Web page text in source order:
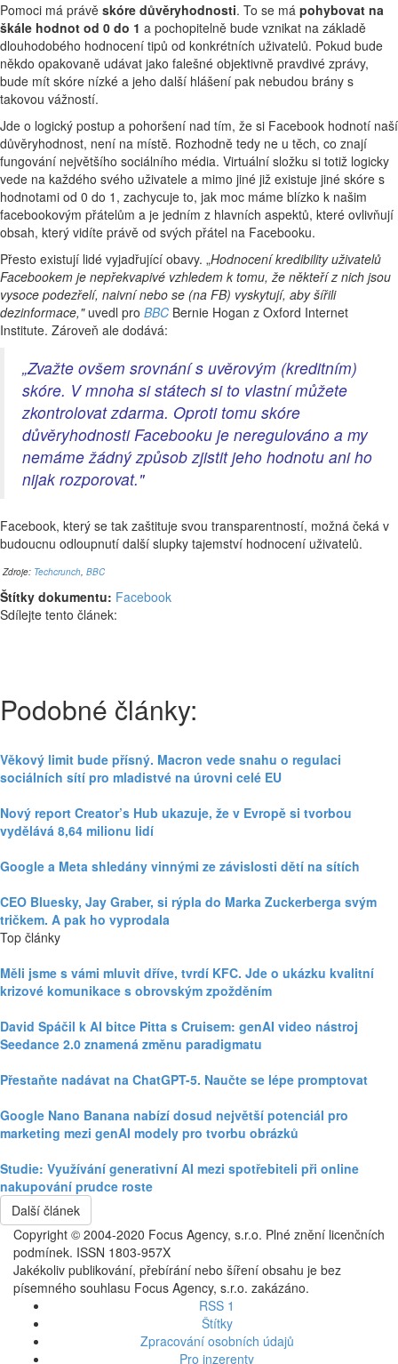
Pomoci má právě skóre důvěryhodnosti. To se má pohybovat na
škále hodnot od 0 do 1 a pochopitelně bude vznikat na základě
dlouhodobého hodnocení tipů od konkrétních uživatelů. Pokud bude
někdo opakovaně udávat jako falešné objektivně pravdivé zprávy,
bude mít skóre nízké a jeho další hlášení pak nebudou brány s
takovou vážností.
Jde o logický postup a pohoršení nad tím, že si Facebook hodnotí naší
důvěryhodnost, není na místě. Rozhodně tedy ne u těch, co znají
fungování největšího sociálního média. Virtuální složku si totiž logicky
vede na každého svého uživatele a mimo jiné již existuje jiné skóre s
hodnotami od 0 do 1, zachycuje to, jak moc máme blízko k našim
facebookovým přátelům a je jedním z hlavních aspektů, které ovlivňují
obsah, který vidíte právě od svých přátel na Facebooku.
Přesto existují lidé vyjadřující obavy. „Hodnocení kredibility uživatelů
Facebookem je nepřekvapivé vzhledem k tomu, že někteří z nich jsou
vysoce podezřelí, naivní nebo se (na FB) vyskytují, aby šířili
dezinformace,"uvedl pro BBC Bernie Hogan z Oxford Internet
Institute. Zároveň ale dodává:
„Zvažte ovšem srovnání s uvěrovým (kreditním)
skóre. V mnoha si státech si to vlastní můžete
zkontrolovat zdarma. Oproti tomu skóre
důvěryhodnosti Facebooku je neregulováno a my
nemáme žádný způsob zjistit jeho hodnotu ani ho
nijak rozporovat."
Facebook, který se tak zaštituje svou transparentností, možná čeká v
budoucnu odloupnutí další slupky tajemství hodnocení uživatelů.
Zdroje: Techcrunch, BBC
Štítky dokumentu: Facebook
Sdílejte tento článek:
Podobné články:
Věkový limit bude přísný. Macron vede snahu o regulaci
sociálních sítí pro mladistvé na úrovni celé EU
Nový report Creator’s Hub ukazuje, že v Evropě si tvorbou
vydělává 8,64 milionu lidí
Google a Meta shledány vinnými ze závislosti dětí na sítích
CEO Bluesky, Jay Graber, si rýpla do Marka Zuckerberga svým
tričkem. A pak ho vyprodala
Top články
Měli jsme s vámi mluvit dříve, tvrdí KFC. Jde o ukázku kvalitní
krizové komunikace s obrovským zpožděním
David Spáčil k AI bitce Pitta s Cruisem: genAI video nástroj
Seedance 2.0 znamená změnu paradigmatu
Přestaňte nadávat na ChatGPT-5. Naučte se lépe promptovat
Google Nano Banana nabízí dosud největší potenciál pro
marketing mezi genAI modely pro tvorbu obrázků
Studie: Využívání generativní AI mezi spotřebiteli při online
nakupování prudce roste
Další článek
Copyright © 2004-2020 Focus Agency, s.r.o. Plné znění licenčních
podmínek. ISSN 1803-957X
Jakékoliv publikování, přebírání nebo šíření obsahu je bez
písemného souhlasu Focus Agency, s.r.o. zakázáno.
RSS 1
Štítky
Zpracování osobních údajů
Pro inzerenty